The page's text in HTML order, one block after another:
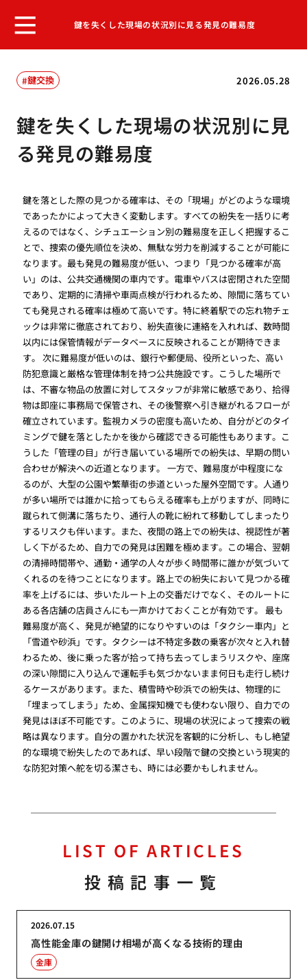
鍵を失くした現場の状況別に見る発見の難易度
2026.05.28
鍵交換
鍵を失くした現場の状況別に見
る発見の難易度
鍵を落とした際の見つかる確率は、その「現場」がどのような環境
であったかによって大きく変動します。すべての紛失を一括りに考
えるのではなく、シチュエーション別の難易度を正しく把握するこ
とで、捜索の優先順位を決め、無駄な労力を削減することが可能に
なります。最も発見の難易度が低い、つまり「見つかる確率が高
い」のは、公共交通機関の車内です。電車やバスは密閉された空間
であり、定期的に清掃や車両点検が行われるため、隙間に落ちてい
ても発見される確率は極めて高いです。特に終着駅での忘れ物チェ
ックは非常に徹底されており、紛失直後に連絡を入れれば、数時間
以内には保管情報がデータベースに反映されることが期待できま
す。 次に難易度が低いのは、銀行や郵便局、役所といった、高い
防犯意識と厳格な管理体制を持つ公共施設です。こうした場所で
は、不審な物品の放置に対してスタッフが非常に敏感であり、拾得
物は即座に事務局で保管され、その後警察へ引き継がれるフローが
確立されています。監視カメラの密度も高いため、自分がどのタイ
ミングで鍵を落としたかを後から確認できる可能性もあります。こ
うした「管理の目」が行き届いている場所での紛失は、早期の問い
合わせが解決への近道となります。 一方で、難易度が中程度にな
るのが、大型の公園や繁華街の歩道といった屋外空間です。人通り
が多い場所では誰かに拾ってもらえる確率も上がりますが、同時に
蹴られて側溝に落ちたり、通行人の靴に紛れて移動してしまったり
するリスクも伴います。また、夜間の路上での紛失は、視認性が著
しく下がるため、自力での発見は困難を極めます。この場合、翌朝
の清掃時間帯や、通勤・通学の人々が歩く時間帯に誰かが気づいて
くれるのを待つことになります。路上での紛失において見つかる確
率を上げるには、歩いたルート上の交番だけでなく、そのルートに
ある各店舗の店員さんにも一声かけておくことが有効です。 最も
難易度が高く、発見が絶望的になりやすいのは「タクシー車内」と
「雪道や砂浜」です。タクシーは不特定多数の乗客が次々と入れ替
わるため、後に乗った客が拾って持ち去ってしまうリスクや、座席
の深い隙間に入り込んで運転手も気づかないまま何日も走行し続け
るケースがあります。また、積雪時や砂浜での紛失は、物理的に
「埋まってしまう」ため、金属探知機でも使わない限り、自力での
発見はほぼ不可能です。このように、現場の状況によって捜索の戦
略は異なります。自分の置かれた状況を客観的に分析し、もし絶望
的な環境で紛失したのであれば、早い段階で鍵の交換という現実的
な防犯対策へ舵を切る潔さも、時には必要かもしれません。
LIST OF ARTICLES
投稿記事一覧
高性能金庫の鍵開け相場が高くなる技術的理由
2026.07.15
金庫